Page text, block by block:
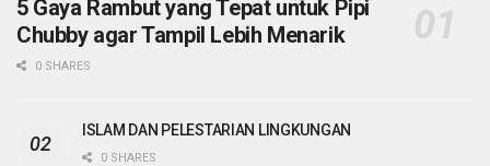
5 Gaya Rambut yang Tepat untuk Pipi
Chubby agar Tampil Lebih Menarik
0 SHARES
ISLAM DAN PELESTARIAN LINGKUNGAN
0 SHARES